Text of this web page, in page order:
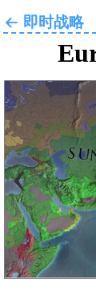
即时战略
‹